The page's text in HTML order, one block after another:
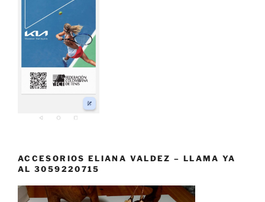
ACCESORIOS ELIANA VALDEZ – LLAMA YA
AL 3059220715